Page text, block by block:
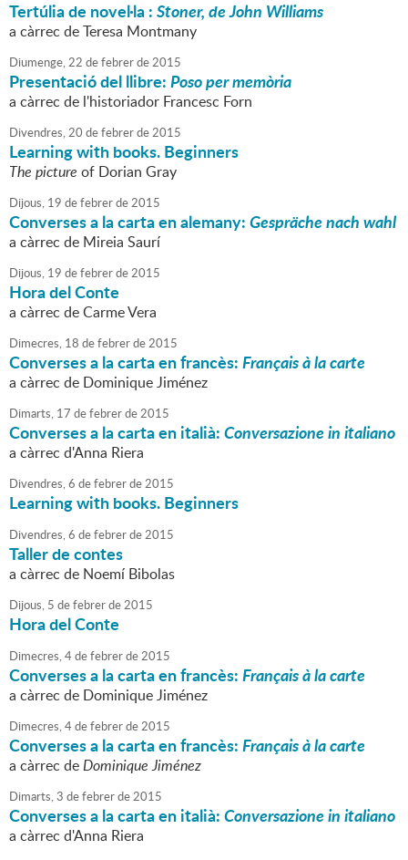
Tertúlia de novel·la :Stoner, de John Williams
a càrrec de Teresa Montmany
Diumenge,22 defebrerde2015
Presentació del llibre:Poso per memòria
a càrrec de l'historiador Francesc Forn
Divendres,20 defebrerde2015
Learning with books. Beginners
The picture of Dorian Gray
Dijous, 19 defebrerde2015
Converses a la carta en alemany:Gespräche nach wahl
a càrrec de Mireia Saurí
Dijous, 19 defebrerde2015
Hora del Conte
a càrrec de Carme Vera
Dimecres, 18 defebrerde2015
Converses a la carta en francès:Français à la carte
a càrrec de Dominique Jiménez
Dimarts, 17 defebrerde2015
Converses a la carta en italià:Conversazione in italiano
a càrrec d'Anna Riera
Divendres,6 defebrerde2015
Learning with books. Beginners
Divendres,6 defebrerde2015
Taller de contes
a càrrec de Noemí Bibolas
Dijous, 5 defebrerde2015
Hora del Conte
Dimecres,4defebrerde2015
Converses a la carta en francès:Français à la carte
a càrrec de Dominique Jiménez
Dimecres,4defebrerde2015
Converses a la carta en francès:Français à la carte
a càrrec deDominique Jiménez
Dimarts,3 defebrerde2015
Converses a la carta en italià:Conversazione in italiano
a càrrec d'Anna Riera